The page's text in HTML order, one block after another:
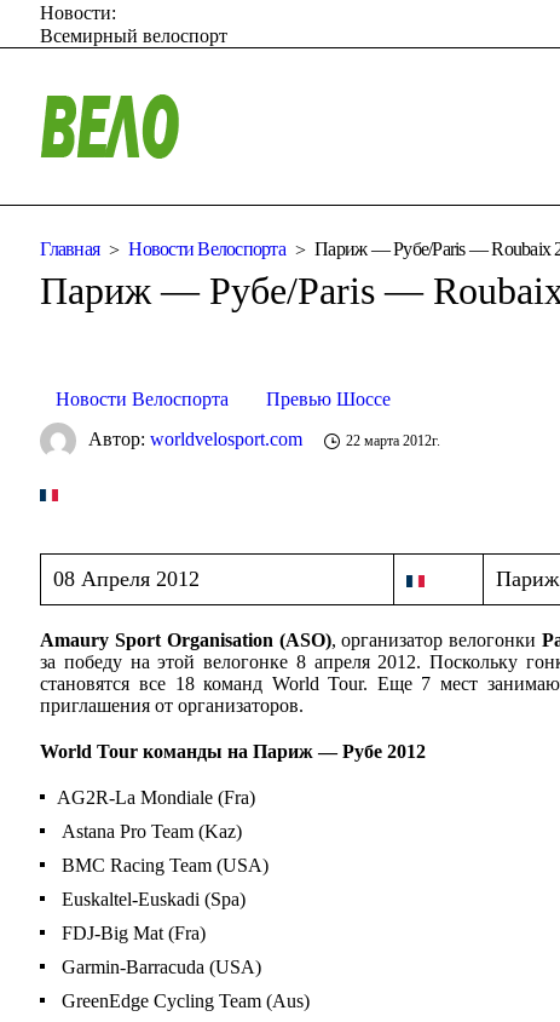
Новости:
Всемирный велоспорт
Главная Новости Велоспорта Париж — Рубе/Paris — Roubaix
Париж — Рубе/Paris —
Новости Велоспорта Превью Шоссе
Автор:worldvelosport.com 22 марта 2012г.
08 Апреля 2012
Amaury Sport Organisation (ASO), организатор велогонки
за победу на этой велогонке 8 апреля 2012. Поскольку
становятся все 18 команд World Tour. Еще 7 мест
приглашения от организаторов.
World Tour команды на Париж — Рубе 2012
AG2R-La Mondiale (Fra)
Astana Pro Team (Kaz)
BMC Racing Team (USA)
Euskaltel-Euskadi (Spa)
FDJ-Big Mat (Fra)
Garmin-Barracuda (USA)
GreenEdge Cycling Team (Aus)